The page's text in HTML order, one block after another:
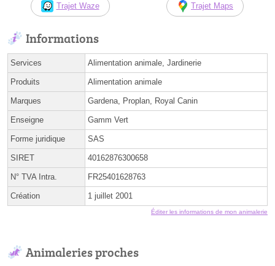
Trajet Waze Trajet Maps
Informations
Services Alimentation animale, Jardinerie
Produits Alimentation animale
Marques Gardena, Proplan, Royal Canin
Enseigne Gamm Vert
Forme juridique SAS
SIRET 40162876300658
N° TVA Intra. FR25401628763
Création 1 juillet 2001
Éditer les informations de mon animalerie
Animaleries proches